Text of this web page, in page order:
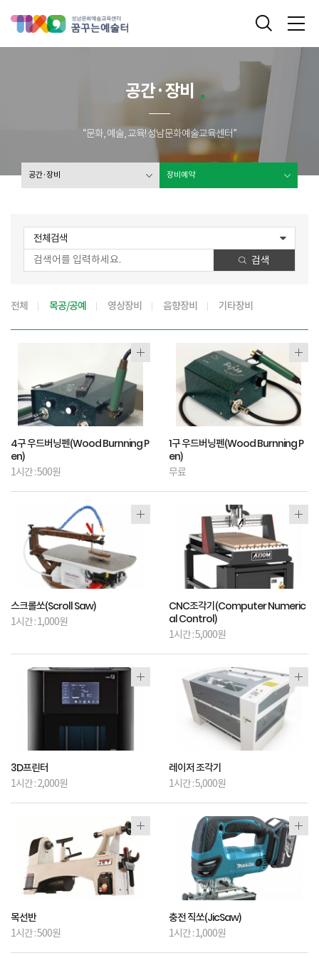
통합검색
공간·장비
“문화, 예술, 교육! 성남문화예술교육센터”
공간·장비 장비예약
전체검색
검색
전체 목공/공예 영상장비 음향장비 기타장비
4구 우드버닝펜(Wood Burnning P
en)
1시간 : 500원
1구 우드버닝펜(Wood Burnning P
en)
무료
스크롤쏘(Scroll Saw)
1시간 : 1,000원
CNC조각기(Computer Numeric
al Control)
1시간 : 5,000원
3D프린터
1시간 : 2,000원
레이저 조각기
1시간 : 5,000원
목선반
1시간 : 500원
충전 직쏘(JicSaw)
1시간 : 1,000원